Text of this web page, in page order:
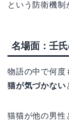
という防衛機制
名場面：壬
物語の中で何度
猫が気づかない
猫猫が他の男性